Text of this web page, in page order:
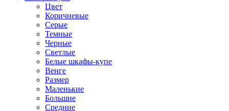
Цвет
Коричневые
Серые
Темные
Черные
Светлые
Белые шкафы-купе
Венге
Размер
Маленькие
Большие
Средние